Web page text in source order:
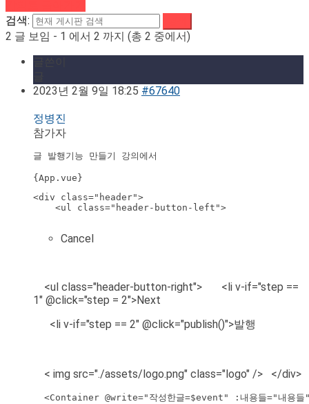
검색:
2 글 보임 - 1 에서 2 까지 (총 2 중에서)
2023년 2월 9일 18:25 #67640
정병진
참가자
글 발행기능 만들기 강의에서
<div class="header">
<ul class="header-button-left">
Cancel
<ul class="header-button-right"> <li v-if="step ==
1" @click="step = 2">Next
<li v-if="step == 2" @click="publish()">발행
< img src="./assets/logo.png" class="logo" /> </div>
<Container @write="작성한글=$event" :내용들="내용